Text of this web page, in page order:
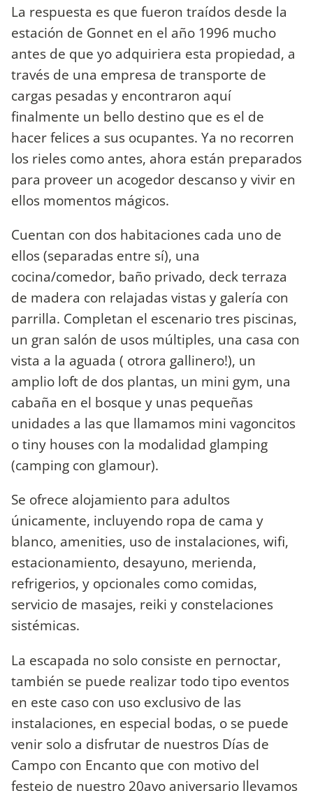
La respuesta es que fueron traídos desde la
estación de Gonnet en el año 1996 mucho
antes de que yo adquiriera esta propiedad, a
través de una empresa de transporte de
cargas pesadas y encontraron aquí
finalmente un bello destino que es el de
hacer felices a sus ocupantes. Ya no recorren
los rieles como antes, ahora están preparados
para proveer un acogedor descanso y vivir en
ellos momentos mágicos.
Cuentan con dos habitaciones cada uno de
ellos (separadas entre sí), una
cocina/comedor, baño privado, deck terraza
de madera con relajadas vistas y galería con
parrilla. Completan el escenario tres piscinas,
un gran salón de usos múltiples, una casa con
vista a la aguada ( otrora gallinero!), un
amplio loft de dos plantas, un mini gym, una
cabaña en el bosque y unas pequeñas
unidades a las que llamamos mini vagoncitos
o tiny houses con la modalidad glamping
(camping con glamour).
Se ofrece alojamiento para adultos
únicamente, incluyendo ropa de cama y
blanco, amenities, uso de instalaciones, wifi,
estacionamiento, desayuno, merienda,
refrigerios, y opcionales como comidas,
servicio de masajes, reiki y constelaciones
sistémicas.
La escapada no solo consiste en pernoctar,
también se puede realizar todo tipo eventos
en este caso con uso exclusivo de las
instalaciones, en especial bodas, o se puede
venir solo a disfrutar de nuestros Días de
Campo con Encanto que con motivo del
festejo de nuestro 20avo aniversario llevamos